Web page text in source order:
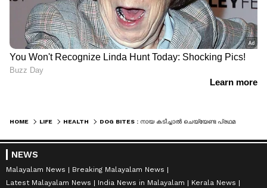
HOME LIFE HEALTH DOG BITES : നായ കടിച്ചാൽ ചെയ്യേണ്ട പ്രഥമശ‍ുശ്രൂഷകൾ അറിയാം
NEWS
Malayalam News
Breaking Malayalam News
Latest Malayalam News
India News in Malayalam
Kerala News